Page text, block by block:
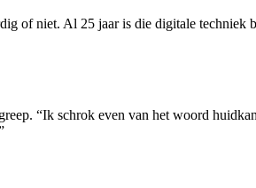
of niet. Al 25 jaar is die digitale
“Ik schrok even van het woord